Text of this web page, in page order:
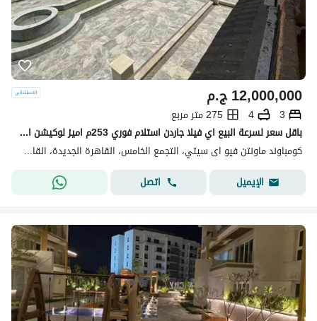
ج.م12,000,000
3
4
275 متر مربع
باقل سعر لسرعة البيع اي فيلا جاردن استلام فوري 253م اميز لوكيشن اوبن فيو لاند سكيب في ماونتن فيو اي سيتي التجمع الخامس القاهرة الجديدة هايد بارك
كومباوند ماونتن فيو اى سيتي، التجمع الخامس، القاهرة الجديدة، القاهرة
الإيميل
اتصل